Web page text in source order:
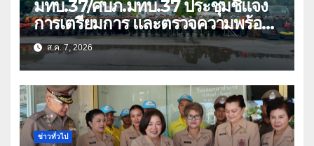
มทบ.37/ศบภ.มทบ.37 ประชุมชี้แจง
การเตรียมการ และตรวจความพร้อม
ด้านการบรรเทาสาธารณภัย
ส.ค. 7, 2026
ข่าวทั่วไป